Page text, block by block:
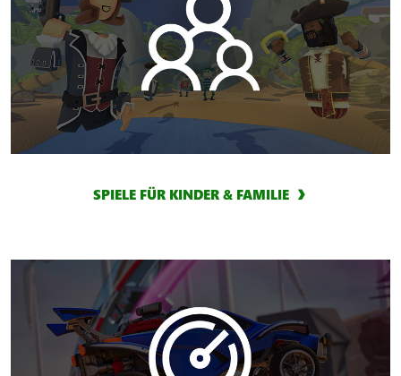
SPIELE FÜR KINDER & FAMILIE